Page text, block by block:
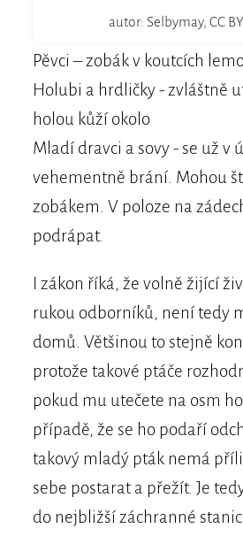
autor: Selbymay, CC
Pěvci – zobák v koutcích
Holubi a hrdličky - zvláštně
holou kůží okolo
Mladí dravci a sovy - se už v
vehementně brání. Mohou
zobákem. V poloze na
podrápat.
I zákon říká, že volně žijící
rukou odborníků, není tedy
domů. Většinou to stejně
protože takové ptáče
pokud mu utečete na osm
případě, že se ho podaří
takový mladý pták nemá
sebe postarat a přežít. Je
do nejbližší záchranné